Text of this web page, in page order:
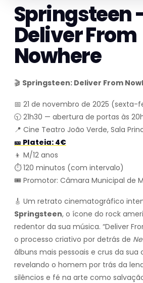
Springsteen
Deliver From
Nowhere
🎬 Springsteen: Deliver From
📅 21 de novembro de 2025 (sexta-
🕤 21h30 — abertura de portas às
📍 Cine Teatro João Verde, Sala
🎫 Plateia: 4€
👦 M/12 anos
⏱️ 120 minutos (com intervalo)
🎟️ Promotor: Câmara Municipal de
🎸 Um retrato cinematográfico
Springsteen, o ícone do rock
redentor da sua música. “Deliver
o processo criativo por detrás de
álbuns mais pessoais e crus da sua
revelando o homem por trás da
silêncios e fé na arte como